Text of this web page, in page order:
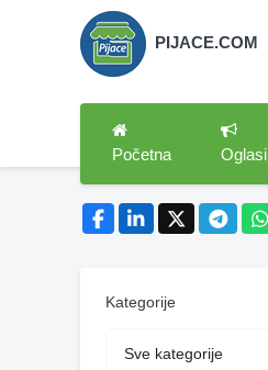
PIJACE.COM
Početna Oglasi
Kategorije
Sve kategorije